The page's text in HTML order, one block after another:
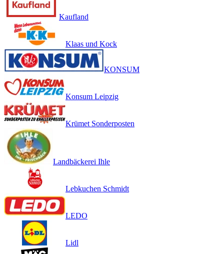
Kaufland
Klaas und Kock
KONSUM
Konsum Leipzig
Krümet Sonderposten
Landbäckerei Ihle
Lebkuchen Schmidt
LEDO
Lidl